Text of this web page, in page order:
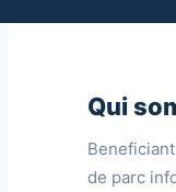
Qui
de parc